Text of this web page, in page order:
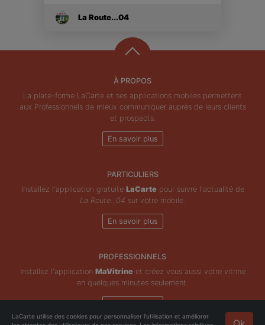
La Route...04
À PROPOS
La plate-forme LaCarte et ses applications mobiles permettent
aux Professionnels de mieux communiquer auprès de leurs clients
et prospects.
En savoir plus
PARTICULIERS
Installez l'application gratuite LaCartepour suivre l'actualité de
La Route...04 sur votre mobile.
En savoir plus
PROFESSIONNELS
Installez l'application MaVitrineet créez vous aussi votre vitrine
en quelques minutes seulement.
En savoir plus
LaCarte utilise des cookies pour personnaliser l'utilisation et améliorer